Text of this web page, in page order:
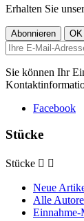
Erhalten Sie
Sie können Ihr
Facebook
Stücke
Stücke  
Neue
Alle